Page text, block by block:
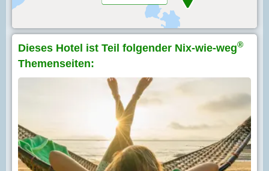
Dieses Hotel ist Teil folgender Nix-wie-weg®
Themenseiten: